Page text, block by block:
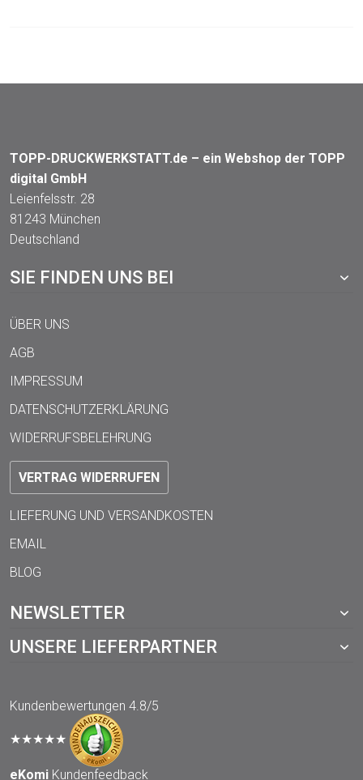
TOPP-DRUCKWERKSTATT.de – ein Webshop der TOPP
digital GmbH
Leienfelsstr. 28
81243 München
Deutschland
SIE FINDEN UNS BEI
ÜBER UNS
AGB
IMPRESSUM
DATENSCHUTZERKLÄRUNG
WIDERRUFSBELEHRUNG
VERTRAG WIDERRUFEN
LIEFERUNG UND VERSANDKOSTEN
EMAIL
BLOG
NEWSLETTER
UNSERE LIEFERPARTNER
Kundenbewertungen 4.8/5
★★★★★
eKomi Kundenfeedback